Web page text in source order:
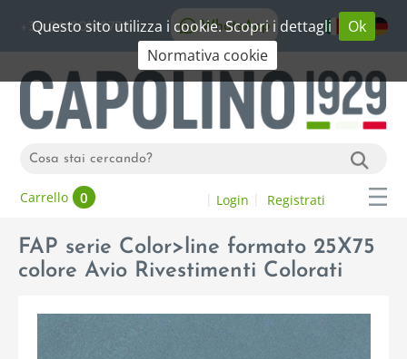
Questo sito utilizza i cookie. Scopri i dettagli
Ok
Normativa cookie
+39 06 20192773 WhatsApp
Carrello 0 Login Registrati
FAP serie Color>line formato 25X75
colore Avio Rivestimenti Colorati